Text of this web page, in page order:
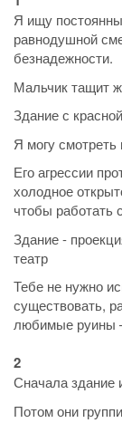
Я ищу
равнодушной
безнадежности.
Мальчик тащит
Здание с
Я могу смотреть
Его агрессии
холодное
чтобы работать
Здание -
театр
Тебе не нужно
существовать,
любимые руины
2
Сначала здание
Потом они